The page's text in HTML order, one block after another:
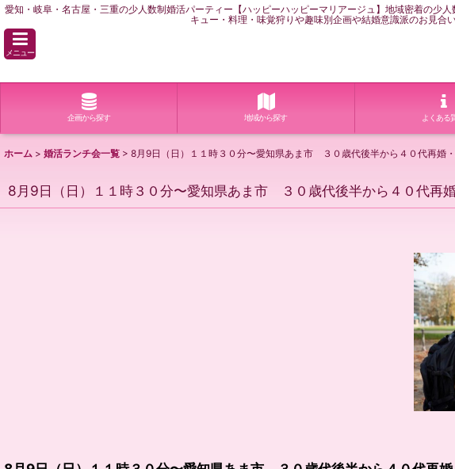
愛知・岐阜・名古屋・三重の少人数制婚活パーティー【ハッピーハッピーマリアージュ】地域密着の少
キュー・料理・味覚狩りや趣味別企画や結婚意識派のお見合
メニュー
企画から探す 地域から探す よくある
ホーム > 婚活ランチ会一覧 > 8月9日（日）１１時３０分〜愛知県あま市 ３０歳代後半から４０代
8月9日（日）１１時３０分〜愛知県あま市 ３０歳代後半から４０